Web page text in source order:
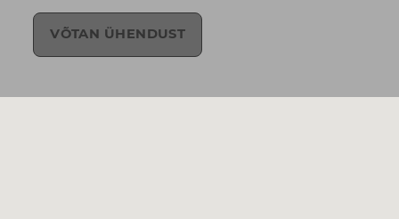
VÕTAN ÜHENDUST